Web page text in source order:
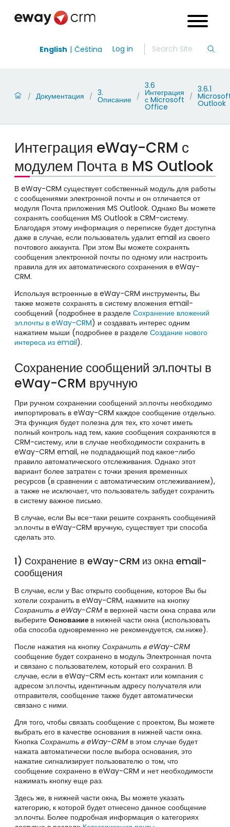
English Čeština Log in
/ Документация / 3.
Описание /
3.6
Интеграция
с Microsoft
Office
/
3.6.1
Outlook
Интеграция eWay-CRM с
модулем Почта в MS Outlook
В eWay-CRM существует собственный модуль для работы
с сообщениями электронной почты и он отличается от
модуля Почта приложения MS Outlook. Однако Вы можете
сохранять сообщения MS Outlook в CRM-систему.
Благодаря этому информация о переписке будет доступна
даже в случае, если пользователь удалит email из своего
почтового аккаунта. При этом Вы можете сохранять
сообщения электронной почты по одному или настроить
правила для их автоматического сохранения в eWay-
CRM.
Используя встроенные в eWay-CRM инструменты, Вы
также можете сохранять в систему вложения email-
сообщений (подробнее в разделе Сохранение вложений
эл.почты в eWay-CRM) и создавать интерес одним
нажатием мыши (подробнее в разделе Создание нового
интереса из email).
Сохранение сообщений эл.почты в
eWay-CRM вручную
При ручном сохранении сообщений эл.почты необходимо
импортировать в eWay-CRM каждое сообщение отдельно.
Эта функция будет полезна для тех, кто хочет иметь
полный контроль над тем, какие сообщения сохраняются в
CRM-систему, или в случае необходимости сохранить в
eWay-CRM email, не подпадающий под какое-либо
правило автоматического отслеживания. Однако этот
вариант более затратен с точки зрения временных
ресурсов (в сравнении с автоматическим отслеживанием),
а также не исключает, что пользователь забудет сохранить
в систему важное письмо.
В случае, если Вы все-таки решите сохранять сообщенияй
эл.почты в eWay-CRM вручную, существует три способа
сделать это.
1) Сохранение в eWay-CRM из окна email-
сообщения
В случае, если у Вас открыто сообщение, которое Вы бы
хотели сохранить в eWay-CRM, нажмите на кнопку
Сохранить в eWay-CRM в верхней части окна справа или
выберите Основание в нижней части окна (использовать
оба способа одновременно не рекомендуется, см.ниже).
После нажатия на кнопку Сохранить в eWay-CRM
сообщение будет сохранено в модуль Электронная почта
и связано с пользователем, который его сохранил. В
случае, если в eWay-CRM есть контакт или компания с
адресом эл.почты, идентичным адресу получателя или
отправителя, сообщение также будет автоматически
связано с ними.
Для того, чтобы связать сообщение с проектом, Вы можете
выбрать его в качестве основания в нижней части окна.
Кнопка Сохранить в eWay-CRM в этом случае будет
нажата автоматически после выбора основания, это
нажатие сигнализирует пользователю о том, что
сообщение сохранено в eWay-CRM и нет необходимости
нажимать кнопку еще раз.
Здесь же, в нижней части окна, Вы можете указать
категорию, к которой будет отнесено данное сообщение
эл.почты. Более подробная информация о категориях